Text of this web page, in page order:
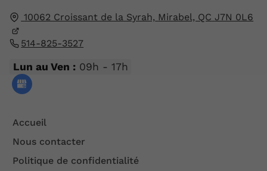
10062 Croissant de la Syrah, Mirabel, QC J7N 0L6
514-825-3527
Lun au Ven :09h - 17h
Accueil
Nous contacter
Politique de confidentialité